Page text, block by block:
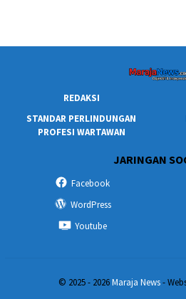
REDAKSI
STANDAR PERLINDUNGAN
PROFESI WARTAWAN
JARINGAN
Facebook
WordPress
Youtube
© 2025 - 2026Maraja News-